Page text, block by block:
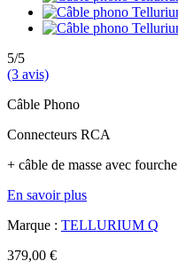
5/5
(3 avis)
Câble Phono
Connecteurs RCA
+ câble de masse avec fourche
En savoir plus
Marque : TELLURIUM Q
379,00 €